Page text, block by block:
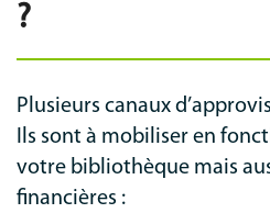
?
Plusieurs canaux
Ils sont à mobiliser en
votre bibliothèque mais
financières :